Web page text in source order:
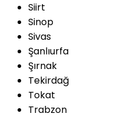
Siirt
Sinop
Sivas
Şanlıurfa
Şırnak
Tekirdağ
Tokat
Trabzon